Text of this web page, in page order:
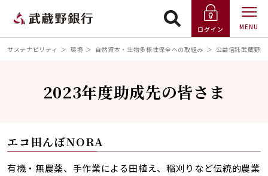
ログイン MENU
サステナビリティ 環境 自然資本・生物多様性保全への取組み 公益信託武蔵野
2023年度助成先の皆さま
エコ田んぼNORA
有機・無農薬、手作業による田植え、稲刈りなど伝統的農業